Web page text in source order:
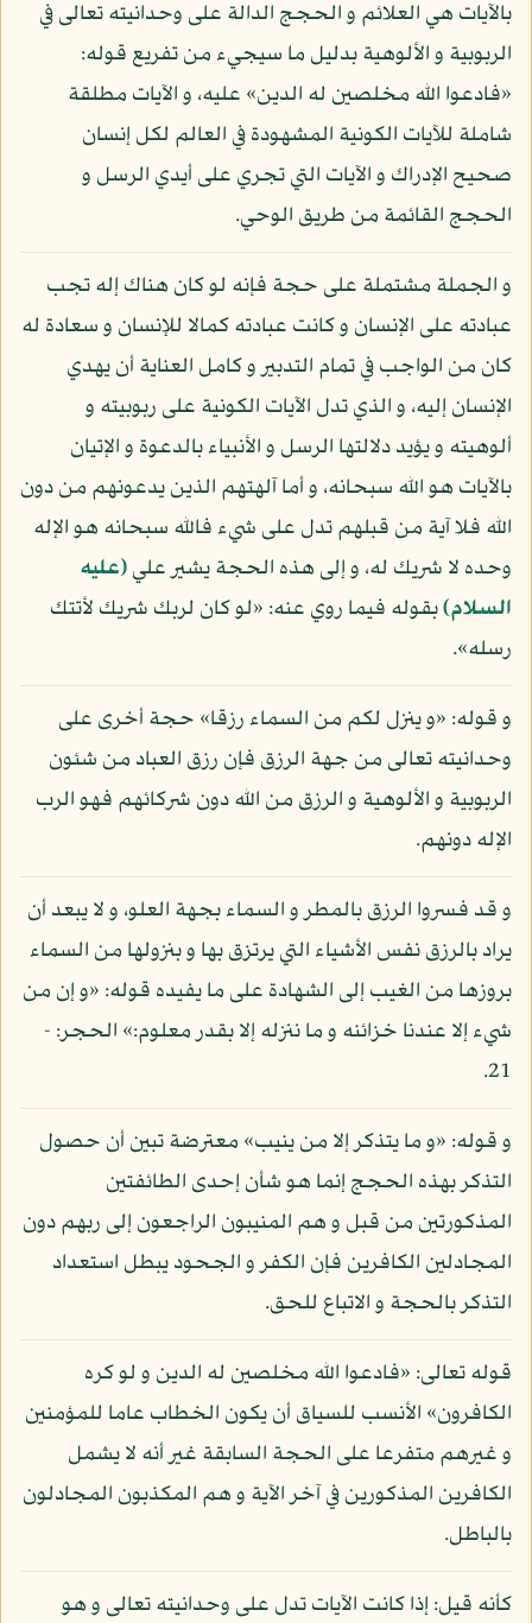
بالآيات هي العلائم و الحجج الدالة على وحدانيته تعالى في
الربوبية و الألوهية بدليل ما سيجيء من تفريع قوله:
«فادعوا الله مخلصين له الدين» عليه، و الآيات مطلقة
شاملة للآيات الكونية المشهودة في العالم لكل إنسان
صحيح الإدراك و الآيات التي تجري على أيدي الرسل و
الحجج القائمة من طريق الوحي.
و الجملة مشتملة على حجة فإنه لو كان هناك إله تجب
عبادته على الإنسان و كانت عبادته كمالا للإنسان و سعادة له
كان من الواجب في تمام التدبير و كامل العناية أن يهدي
الإنسان إليه، و الذي تدل الآيات الكونية على ربوبيته و
ألوهيته و يؤيد دلالتها الرسل و الأنبياء بالدعوة و الإتيان
بالآيات هو الله سبحانه، و أما آلهتهم الذين يدعونهم من دون
الله فلا آية من قبلهم تدل على شيء فالله سبحانه هو الإله
وحده لا شريك له، و إلى هذه الحجة يشير علي(عليه
السلام)بقوله فيما روي عنه: «لو كان لربك شريك لأتتك
رسله».
و قوله: «و ينزل لكم من السماء رزقا» حجة أخرى على
وحدانيته تعالى من جهة الرزق فإن رزق العباد من شئون
الربوبية و الألوهية و الرزق من الله دون شركائهم فهو الرب
الإله دونهم.
و قد فسروا الرزق بالمطر و السماء بجهة العلو، و لا يبعد أن
يراد بالرزق نفس الأشياء التي يرتزق بها و بنزولها من السماء
بروزها من الغيب إلى الشهادة على ما يفيده قوله: «و إن من
شيء إلا عندنا خزائنه و ما ننزله إلا بقدر معلوم:» الحجر: -
21.
و قوله: «و ما يتذكر إلا من ينيب» معترضة تبين أن حصول
التذكر بهذه الحجج إنما هو شأن إحدى الطائفتين
المذكورتين من قبل و هم المنيبون الراجعون إلى ربهم دون
المجادلين الكافرين فإن الكفر و الجحود يبطل استعداد
التذكر بالحجة و الاتباع للحق.
قوله تعالى: «فادعوا الله مخلصين له الدين و لو كره
الكافرون» الأنسب للسياق أن يكون الخطاب عاما للمؤمنين
و غيرهم متفرعا على الحجة السابقة غير أنه لا يشمل
الكافرين المذكورين في آخر الآية و هم المكذبون المجادلون
بالباطل.
كأنه قيل: إذا كانت الآيات تدل على وحدانيته تعالى و هو